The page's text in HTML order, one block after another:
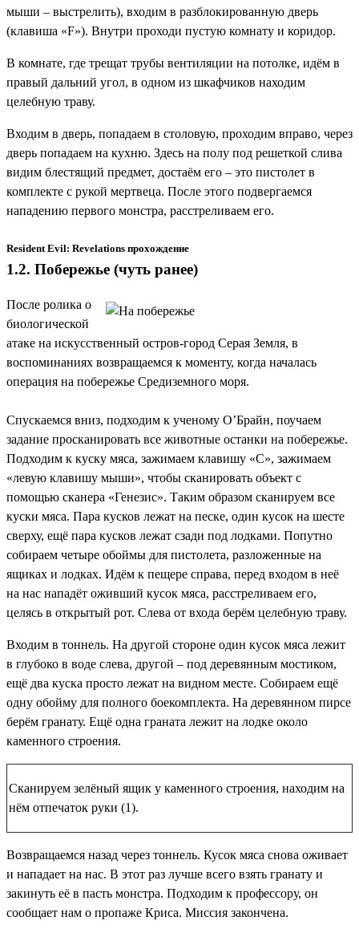
мыши – выстрелить), входим в разблокированную дверь
(клавиша «F»). Внутри проходи пустую комнату и коридор.
В комнате, где трещат трубы вентиляции на потолке, идём в
правый дальний угол, в одном из шкафчиков находим
целебную траву.
Входим в дверь, попадаем в столовую, проходим вправо, через
дверь попадаем на кухню. Здесь на полу под решеткой слива
видим блестящий предмет, достаём его – это пистолет в
комплекте с рукой мертвеца. После этого подвергаемся
нападению первого монстра, расстреливаем его.
Resident Evil: Revelations прохождение
1.2. Побережье (чуть ранее)
После ролика о
биологической
атаке на искусственный остров-город Серая Земля, в
воспоминаниях возвращаемся к моменту, когда началась
операция на побережье Средиземного моря.
Спускаемся вниз, подходим к ученому О’Брайн, поучаем
задание просканировать все животные останки на побережье.
Подходим к куску мяса, зажимаем клавишу «С», зажимаем
«левую клавишу мыши», чтобы сканировать объект с
помощью сканера «Генезис». Таким образом сканируем все
куски мяса. Пара кусков лежат на песке, один кусок на шесте
сверху, ещё пара кусков лежат сзади под лодками. Попутно
собираем четыре обоймы для пистолета, разложенные на
ящиках и лодках. Идём к пещере справа, перед входом в неё
на нас нападёт оживший кусок мяса, расстреливаем его,
целясь в открытый рот. Слева от входа берём целебную траву.
Входим в тоннель. На другой стороне один кусок мяса лежит
в глубоко в воде слева, другой – под деревянным мостиком,
ещё два куска просто лежат на видном месте. Собираем ещё
одну обойму для полного боекомплекта. На деревянном пирсе
берём гранату. Ещё одна граната лежит на лодке около
каменного строения.
Сканируем зелёный ящик у каменного строения, находим на
нём отпечаток руки (1).
Возвращаемся назад через тоннель. Кусок мяса снова оживает
и нападает на нас. В этот раз лучше всего взять гранату и
закинуть её в пасть монстра. Подходим к профессору, он
сообщает нам о пропаже Криса. Миссия закончена.